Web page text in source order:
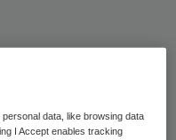
uit
data, like browsing data
I Accept enables tracking